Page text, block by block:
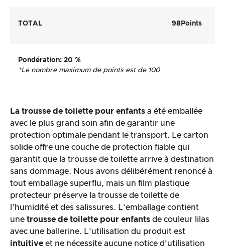
TOTAL 98 Points
Pondération: 20 %
*Le nombre maximum de points est de 100
La trousse de toilette pour enfants a été emballée
avec le plus grand soin afin de garantir une
protection optimale pendant le transport. Le carton
solide offre une couche de protection fiable qui
garantit que la trousse de toilette arrive à destination
sans dommage. Nous avons délibérément renoncé à
tout emballage superflu, mais un film plastique
protecteur préserve la trousse de toilette de
l’humidité et des salissures. L’emballage contient
une trousse de toilette pour enfants de couleur lilas
avec une ballerine. L’utilisation du produit est
intuitive et ne nécessite aucune notice d’utilisation